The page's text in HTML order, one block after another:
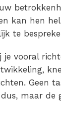
kan hen
te
je vooral
Geen
maar de